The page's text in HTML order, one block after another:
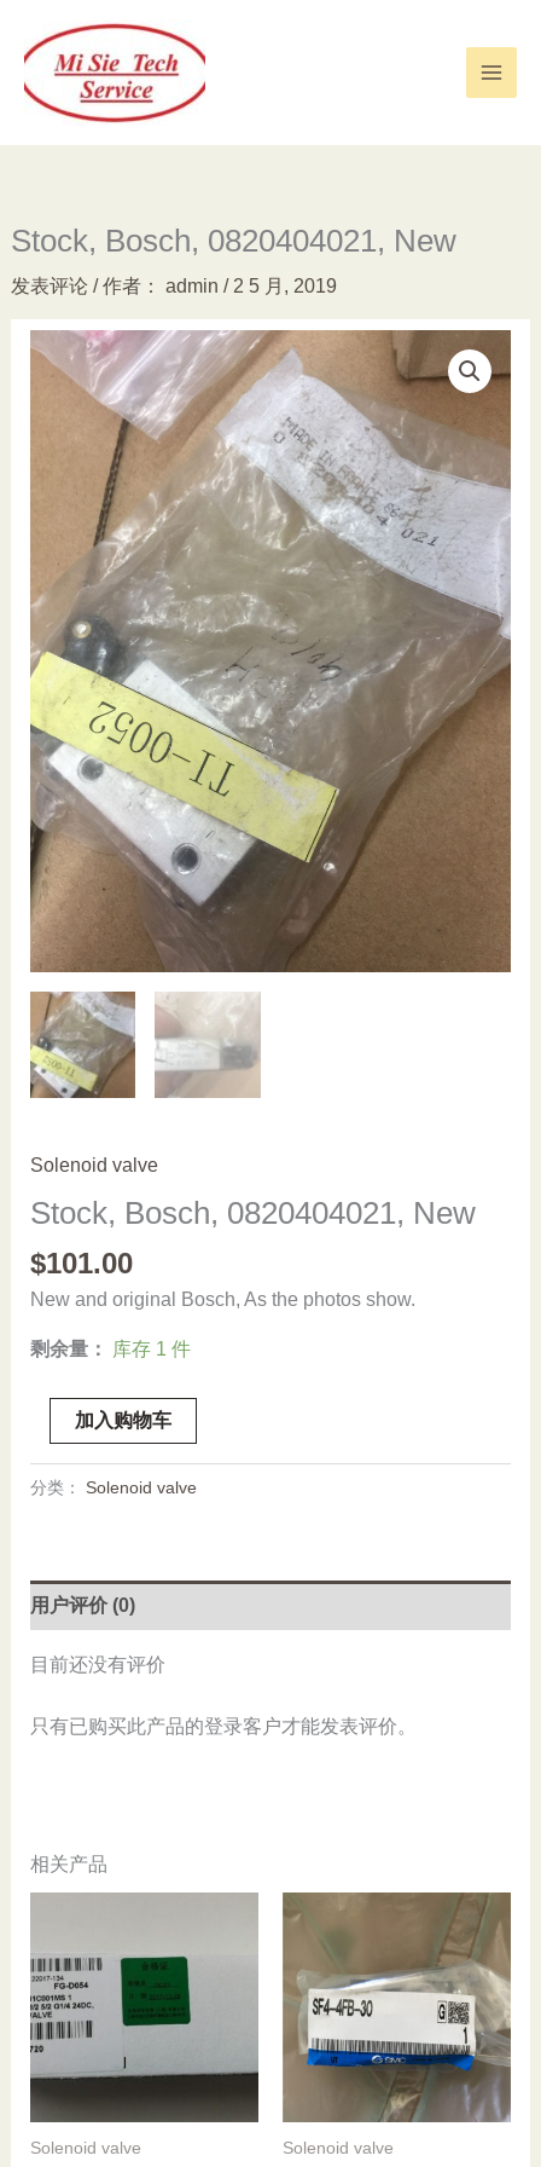
Stock, Bosch, 0820404021, New
发表评论 / 作者： admin / 2 5 月, 2019
Solenoid valve
Stock, Bosch, 0820404021, New
$101.00
New and original Bosch, As the photos show.
剩余量： 库存 1 件
Stock,
Bosch,
New
加入购物车
分类： Solenoid valve
用户评价 (0)
目前还没有评价
只有已购买此产品的登录客户才能发表评价。
相关产品
Solenoid valve Solenoid valve